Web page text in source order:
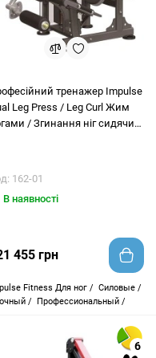
тренажер Impulse
Leg Press / Leg Curl Жим
/ Згинання ніг сидячи
162-01
В наявності
455 грн
Fitness Для ног / Силовые /
/
Профессиональный /
6